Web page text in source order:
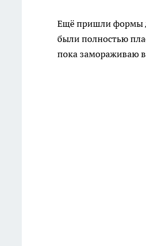
Ещё пришли формы
были полностью
пока замораживаю